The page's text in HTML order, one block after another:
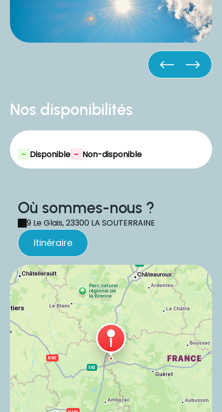
Nos disponibilités
- Disponible - Non-disponible
Où sommes-nous ?
9 Le Glais, 23300 LA SOUTERRAINE
Itinéraire